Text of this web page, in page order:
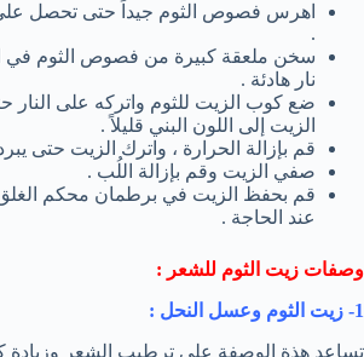
اهرس فصوص الثوم جيداً حتى تحصل
.
سخن ملعقة كبيرة من فصوص الثوم في
نار هادئة .
ضع كوب الزيت للثوم واتركه على النار
الزيت إلى اللون البني قليلاً .
قم بإزالة الحرارة ، واترك الزيت حتى
صفي الزيت وقم بإزالة اللُب .
قم بحفظ الزيت في برطمان محكم
عند الحاجة .
وصفات زيت الثوم للشعر :
1- زيت الثوم وعسل النحل :
تساعد هذة الوصفة على ترطيب الشعر وزيادة